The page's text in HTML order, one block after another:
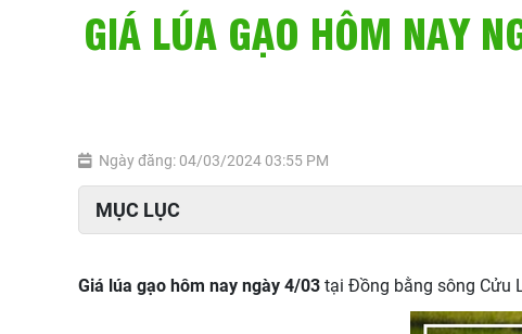
GIÁ LÚA GẠO HÔM NAY
Ngày đăng: 04/03/2024 03:55 PM
MỤC LỤC
Giá lúa gạo hôm nay ngày 4/03 tại Đồng bằng sông Cửu